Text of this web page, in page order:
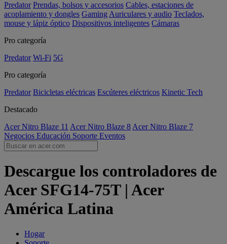
Predator Prendas, bolsos y accesorios Cables, estaciones de
acoplamiento y dongles Gaming Auriculares y audio Teclados,
mouse y lápiz óptico Dispositivos inteligentes Cámaras
Pro categoría
Predator Wi-Fi 5G
Pro categoría
Predator Bicicletas eléctricas Escúteres eléctricos Kinetic Tech
Destacado
Acer Nitro Blaze 11 Acer Nitro Blaze 8 Acer Nitro Blaze 7
Negocios Educación Soporte Eventos
Descargue los controladores de
Acer SFG14-75T | Acer
América Latina
Hogar